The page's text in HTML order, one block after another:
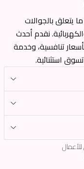
يتعلق بالجوالات
نقدم أحدث
تنافسية، وخدمة
استثنائية.